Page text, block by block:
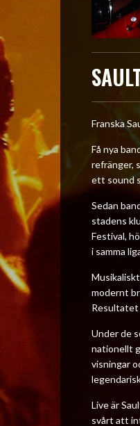
Franska
Få nya
refränger,
ett sound
Sedan
stadens
Festival,
i samma
modernt
Resultatet
Under de
nationellt
visningar
Live är
svårt att